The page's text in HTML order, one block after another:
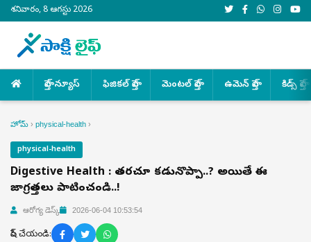
శనివారం, 8 ఆగస్టు 2026
హెల్త్ న్యూస్ ఫిజికల్ హెల్త్ మెంటల్ హెల్త్ ఉమెన్ హెల్త్ కిడ్స్ హెల్త్
హోమ్ › physical-health ›
physical-health
Digestive Health : తరచూ కడుపునొప్పా..? అయితే ఈ
జాగ్రత్తలు పాటించండి..!
ఆరోగ్య డెస్క్ 2026-06-04 10:53:54
షేర్ చేయండి: